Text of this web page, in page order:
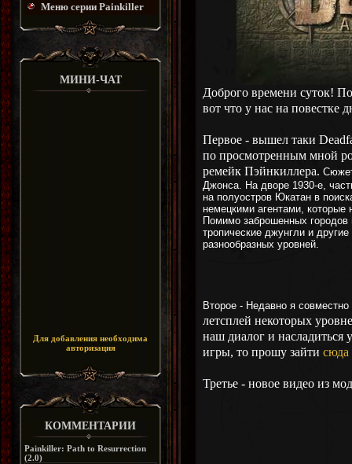
Меню серии Painkiller
МИНИ-ЧАТ
Для добавления необходима
авторизация
КОММЕНТАРИИ
Painkiller: Path to Resurrection
(2.0)
Доброго времени суток!
вот что у нас на повестке
Первое - вышел таки
по просмотренным мной
ремейк Пэйнкиллера.
Джонса. На дворе 1930-е,
на полуостров Юкатан в
немецкими агентами, которые
Помимо заброшенных городов
тропические джунгли и
разнообразных уровней.
Второе - Недавно я
летсплей некоторых
наш диалог и насладиться
игры, то прошу зайти сюда
Третье - новое видео из